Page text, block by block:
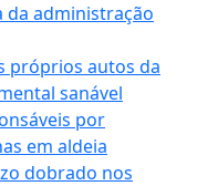
da administração
próprios autos da
sanável
por
em aldeia
dobrado nos